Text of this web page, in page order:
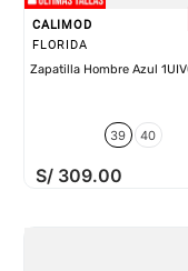
CALIMOD
FLORIDA
Zapatilla Hombre Azul
39 40
S/ 309.00